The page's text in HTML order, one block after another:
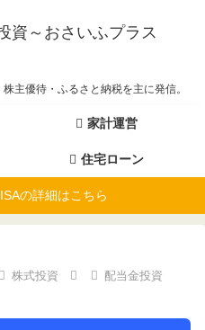
資～おさいふプラス
主優待・ふるさと納税を主に発信。
家計運営
住宅ローン
の詳細はこちら
株式投資
配当金投資